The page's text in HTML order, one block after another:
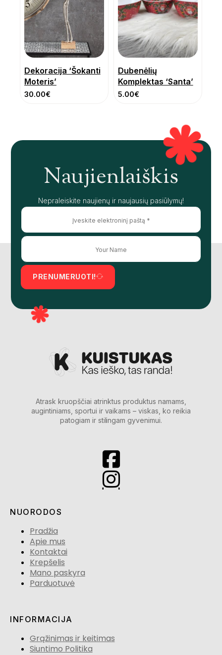
Dekoracija ‘Šokanti
Moteris’
30.00€
Dubenėlių
Komplektas ‘Santa’
5.00€
Naujienlaiškis
Nepraleiskite naujienų ir naujausių pasiūlymų!
PRENUMERUOTI!
Atrask kruopščiai atrinktus produktus namams,
augintiniams, sportui ir vaikams – viskas, ko reikia
patogiam ir stilingam gyvenimui.
NUORODOS
Pradžia
Apie mus
Kontaktai
Krepšelis
Mano paskyra
Parduotuvė
INFORMACIJA
Grąžinimas ir keitimas
Siuntimo Politika